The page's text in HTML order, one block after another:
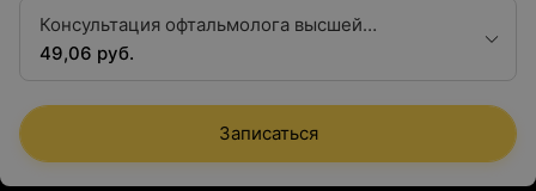
Консультация офтальмолога высшей
квалификационной категории
49,06 руб.
Записаться